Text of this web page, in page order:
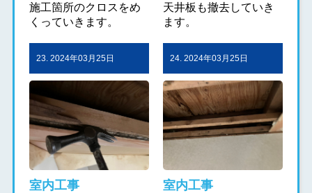
施工箇所のクロスをめ
くっていきます。
天井板も撤去していき
ます。
23. 2024年03月25日
室内工事
24. 2024年03月25日
室内工事